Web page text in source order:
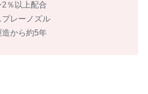
％以上配合
レーノズル
から約5年